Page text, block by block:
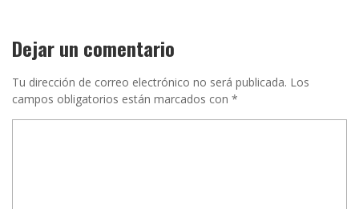
Dejar un comentario
Tu dirección de correo electrónico no será publicada. Los
campos obligatorios están marcados con *